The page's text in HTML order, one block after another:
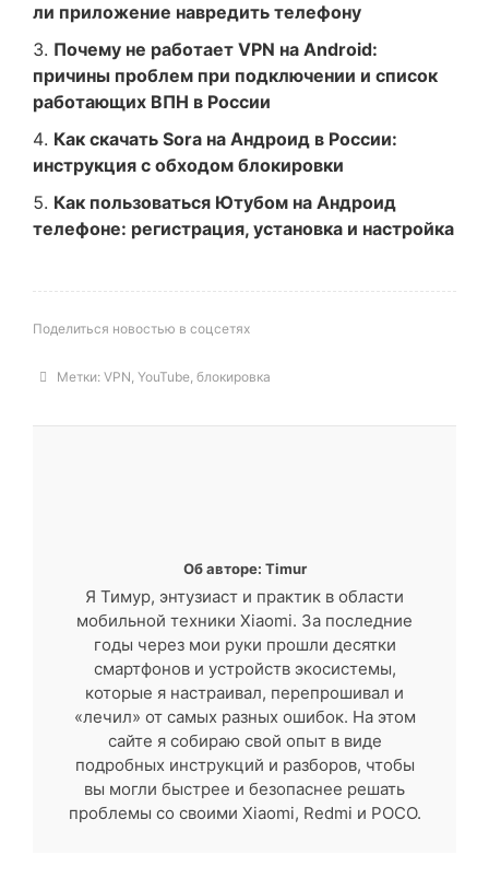
ли приложение навредить телефону
Почему не работает VPN на Android:
причины проблем при подключении и список
работающих ВПН в России
Как скачать Sora на Андроид в России:
инструкция с обходом блокировки
Как пользоваться Ютубом на Андроид
телефоне: регистрация, установка и настройка
Поделиться новостью в соцсетях
Метки: VPN, YouTube, блокировка
Об авторе: Timur
Я Тимур, энтузиаст и практик в области
мобильной техники Xiaomi. За последние
годы через мои руки прошли десятки
смартфонов и устройств экосистемы,
которые я настраивал, перепрошивал и
«лечил» от самых разных ошибок. На этом
сайте я собираю свой опыт в виде
подробных инструкций и разборов, чтобы
вы могли быстрее и безопаснее решать
проблемы со своими Xiaomi, Redmi и POCO.